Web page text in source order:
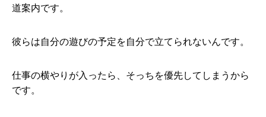
道案内です。
彼らは自分の遊びの予定を自分で立てられないんです。
仕事の横やりが入ったら、そっちを優先してしまうから
です。